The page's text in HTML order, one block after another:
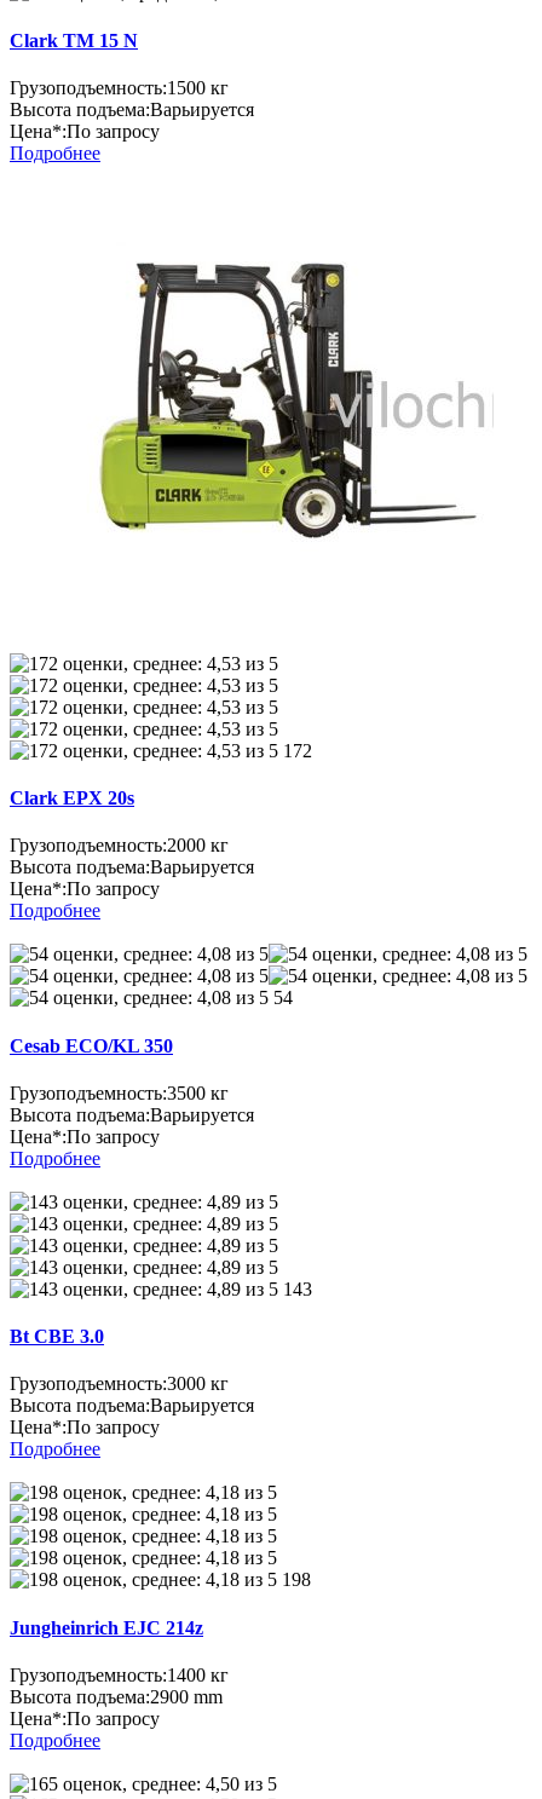
Clark TM 15 N
Грузоподъемность:1500 кг
Высота подъема:Варьируется
Цена*:По запросу
Подробнее
172
Clark EPX 20s
Грузоподъемность:2000 кг
Высота подъема:Варьируется
Цена*:По запросу
Подробнее
54
Cesab ECO/KL 350
Грузоподъемность:3500 кг
Высота подъема:Варьируется
Цена*:По запросу
Подробнее
143
Bt CBE 3.0
Грузоподъемность:3000 кг
Высота подъема:Варьируется
Цена*:По запросу
Подробнее
198
Jungheinrich EJC 214z
Грузоподъемность:1400 кг
Высота подъема:2900 mm
Цена*:По запросу
Подробнее